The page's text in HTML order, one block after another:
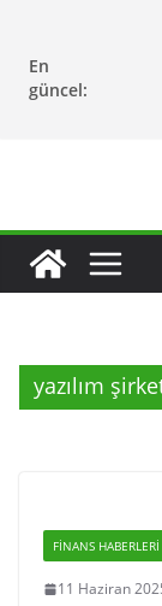
content
En
güncel:
yazılım
FINANS HABERLERI
11 Haziran